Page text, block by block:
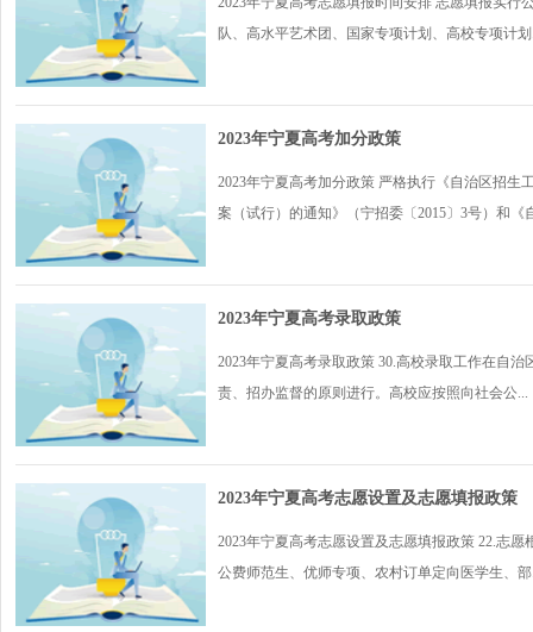
队、高水平艺术团、国家专项计划、高校专项计
2023年宁夏高考加分政策
2023年宁夏高考加分政策 严格执行《自治区招
案（试行）的通知》（宁招委〔2015〕3号）和《
2023年宁夏高考录取政策
2023年宁夏高考录取政策 30.高校录取工作在自
责、招办监督的原则进行。高校应按照向社会公...
2023年宁夏高考志愿设置及志愿填报政策
2023年宁夏高考志愿设置及志愿填报政策 22.志
公费师范生、优师专项、农村订单定向医学生、